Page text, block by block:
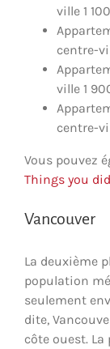
ville 1
centre-
ville 1
centre-
Vous pouvez
Things you
Vancouver
La deuxième
population
seulement
dite,
côte ouest.